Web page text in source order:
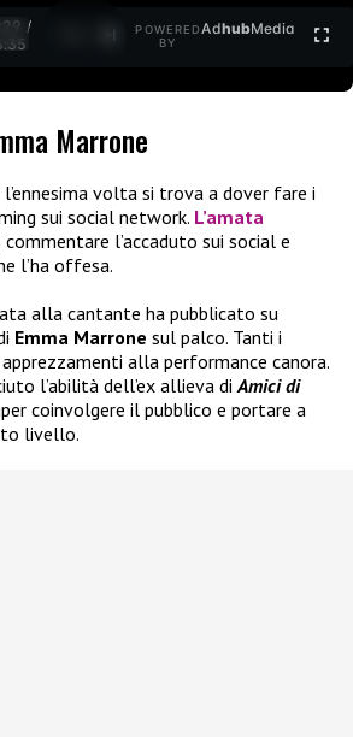
/
POWERED
BY
AdhubMedia
Marrone
l’ennesima volta si trova a dover fare i
sui social network. L’amata
l’accaduto sui social e
l’ha offesa.
alla cantante ha pubblicato su
Emma Marrone sul palco. Tanti i
alla performance canora.
l’abilità dell’ex allieva diAmici di
coinvolgere il pubblico e portare a
livello.